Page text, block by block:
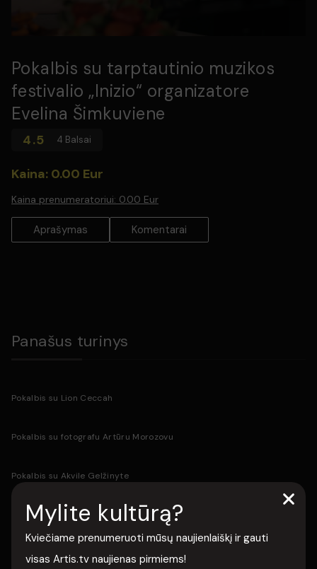
Pokalbis su tarptautinio muzikos
festivalio „Inizio“ organizatore
Evelina Šimkuviene
4.5 4 Balsai
Kaina: 0.00 Eur
Kaina prenumeratoriui: 0.00 Eur
Aprašymas Komentarai
Panašus turinys
Pokalbis su Lion Ceccah
Pokalbis su fotografu Artūru Morozovu
Pokalbis su Akvile Gelžinyte
Pokalbis su drabužių dizainere Agne Kuzmickaite
Pokalbis su drabužių dizainere Rimante Rimgailaite
Mylite kultūrą?
Kviečiame prenumeruoti mūsų naujienlaiškį ir gauti
visas Artis.tv naujienas pirmiems!